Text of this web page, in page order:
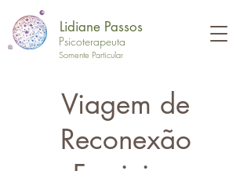
Lidiane Passos
Psicoterapeuta
Somente Particular
Viagem de
Reconexão